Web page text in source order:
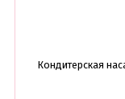
Кондитерская